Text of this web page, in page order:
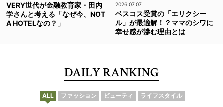
VERY世代が金融教育家・田内
学さんと考える「なぜ今、NOT
A HOTELなの？」
2026.07.07
ベスコス受賞の「エリクシー
ル」が最適解！？ママのシワに
幸せ感が滲む理由とは
DAILY RANKING
ALL ファッション ビューティ ライフスタイル